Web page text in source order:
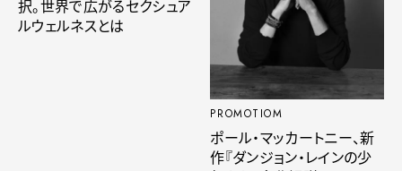
択。世界で広がるセクシュア
ルウェルネスとは
PROMOTIOM
ポール・マッカートニー、新
作『ダンジョン・レインの少